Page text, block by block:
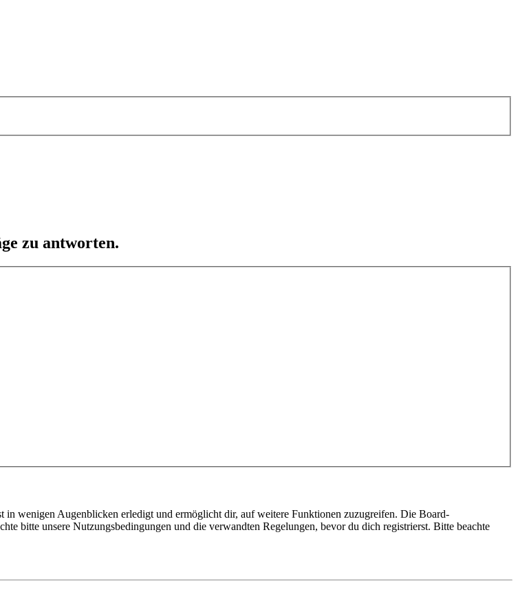
zu antworten.
wenigen Augenblicken erledigt und ermöglicht dir, auf weitere Funktionen zuzugreifen. Die Board-
bitte unsere Nutzungsbedingungen und die verwandten Regelungen, bevor du dich registrierst. Bitte beachte